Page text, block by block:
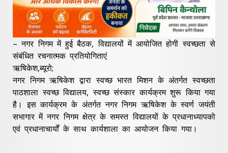
– नगर निगम में हुई बैठक, विद्यालयों में आयोजित होगी स्वच्छता से
संबंधित रचनात्मक प्रतियोगिताएं
ऋषिकेश,ब्यूरो;
नगर निगम ऋषिकेश द्वारा स्वच्छ भारत मिशन के अंतर्गत स्वच्छता
पाठशाला स्वच्छ विद्यालय, स्वच्छ संस्कार कार्यक्रम शुरू किया गया
है। इस कार्यक्रम के अंतर्गत नगर निगम ऋषिकेश के स्वर्ण जयंती
सभागार में नगर निगम क्षेत्र के समस्त विद्यालयों के प्रधानाध्यापको
एवं प्रधानाचार्यों के साथ कार्यशाला का आयोजन किया गया।